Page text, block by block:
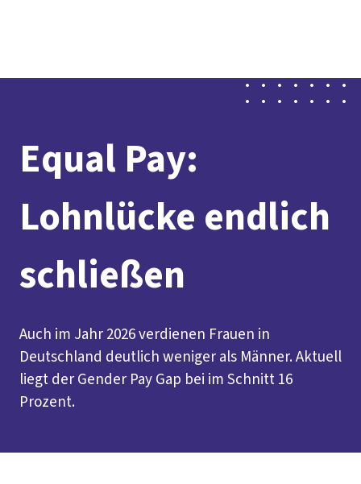
Mitmachen Politik
Equal Pay:
Lohnlücke endlich
schließen
Auch im Jahr 2026 verdienen Frauen in
Deutschland deutlich weniger als Männer. Aktuell
liegt der Gender Pay Gap bei im Schnitt 16
Prozent.